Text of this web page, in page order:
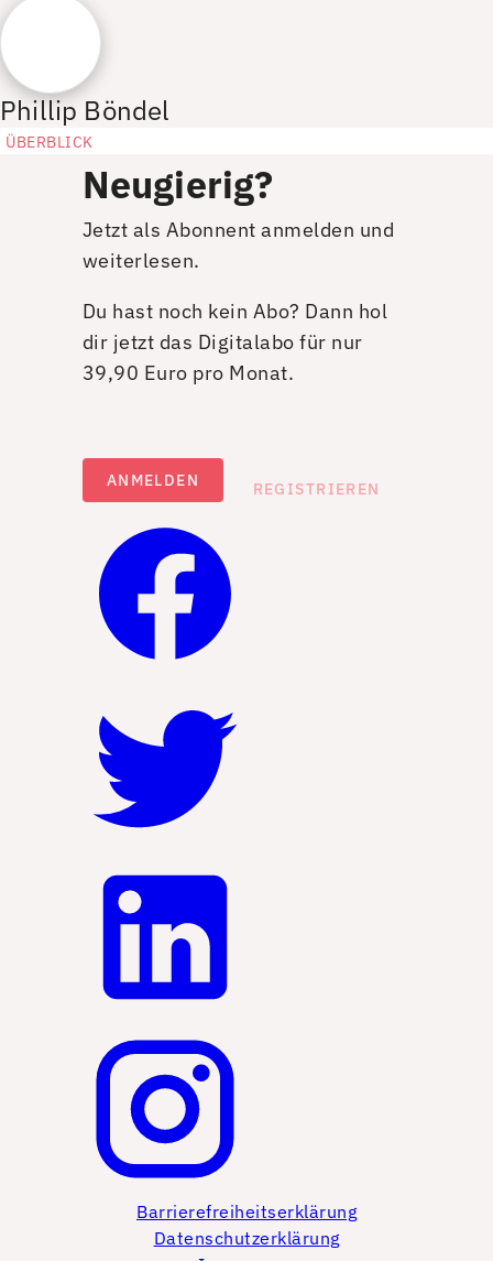
Phillip Böndel
ÜBERBLICK
Neugierig?
Jetzt als Abonnent anmelden und
weiterlesen.
Du hast noch kein Abo? Dann hol
dir jetzt das Digitalabo für nur
39,90 Euro pro Monat.
ANMELDEN REGISTRIEREN
Barrierefreiheitserklärung
Datenschutzerklärung